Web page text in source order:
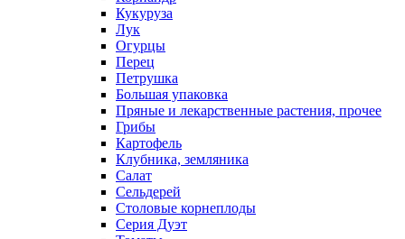
Кукуруза
Лук
Огурцы
Перец
Петрушка
Большая упаковка
Пряные и лекарственные растения, прочее
Грибы
Картофель
Клубника, земляника
Салат
Сельдерей
Столовые корнеплоды
Серия Дуэт